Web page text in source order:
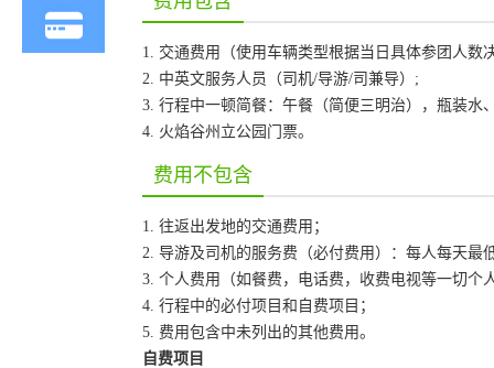
1. 交通费用（使用车辆类型根据当日具体参团人数
2. 中英文服务人员（司机/导游/司兼导）;
3. 行程中一顿简餐：午餐（简便三明治），瓶装水
4. 火焰谷州立公园门票。
费用不包含
1. 往返出发地的交通费用；
2. 导游及司机的服务费（必付费用）：每人每天最
3. 个人费用（如餐费，电话费，收费电视等一切个
4. 行程中的必付项目和自费项目；
5. 费用包含中未列出的其他费用。
自费项目